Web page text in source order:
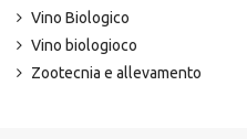
Vino Biologico
Vino biologioco
Zootecnia e allevamento